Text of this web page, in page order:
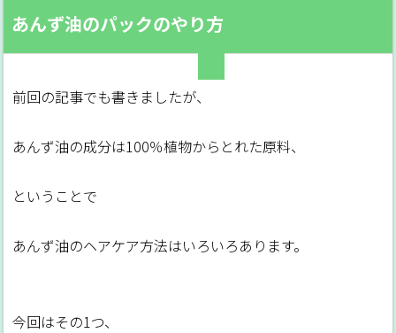
あんず油のパックのやり方
前回の記事でも書きましたが、
あんず油の成分は100％植物からとれた原料、
ということで
あんず油のヘアケア方法はいろいろあります。
今回はその1つ、